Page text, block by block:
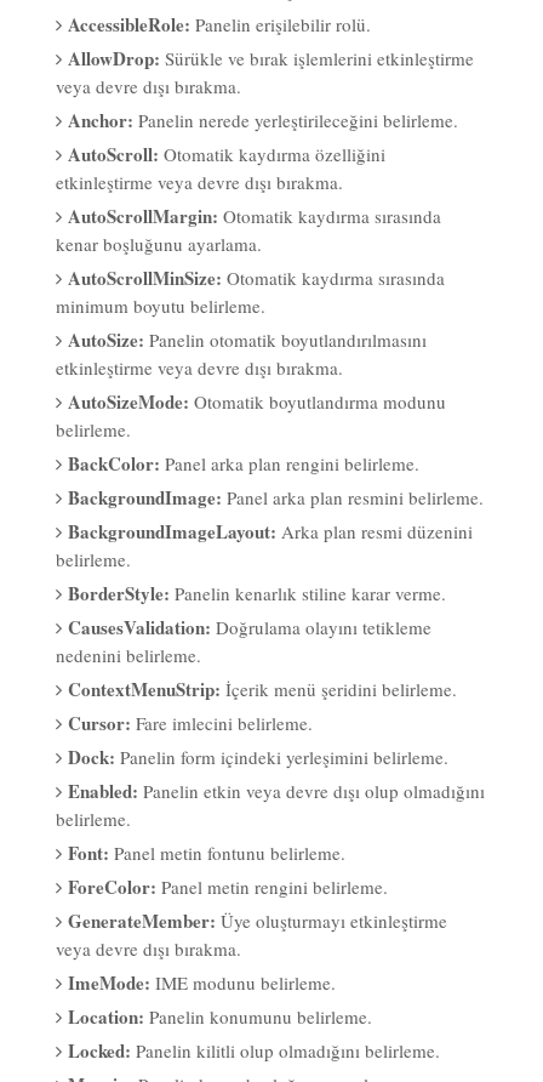
AccessibleRole: Panelin erişilebilir rolü.
AllowDrop: Sürükle ve bırak işlemlerini etkinleştirme
veya devre dışı bırakma.
Anchor: Panelin nerede yerleştirileceğini belirleme.
AutoScroll: Otomatik kaydırma özelliğini
etkinleştirme veya devre dışı bırakma.
AutoScrollMargin: Otomatik kaydırma sırasında
kenar boşluğunu ayarlama.
AutoScrollMinSize: Otomatik kaydırma sırasında
minimum boyutu belirleme.
AutoSize: Panelin otomatik boyutlandırılmasını
etkinleştirme veya devre dışı bırakma.
AutoSizeMode: Otomatik boyutlandırma modunu
belirleme.
BackColor: Panel arka plan rengini belirleme.
BackgroundImage: Panel arka plan resmini belirleme.
BackgroundImageLayout: Arka plan resmi düzenini
belirleme.
BorderStyle: Panelin kenarlık stiline karar verme.
CausesValidation: Doğrulama olayını tetikleme
nedenini belirleme.
ContextMenuStrip: İçerik menü şeridini belirleme.
Cursor: Fare imlecini belirleme.
Dock: Panelin form içindeki yerleşimini belirleme.
Enabled: Panelin etkin veya devre dışı olup olmadığını
belirleme.
Font: Panel metin fontunu belirleme.
ForeColor: Panel metin rengini belirleme.
GenerateMember: Üye oluşturmayı etkinleştirme
veya devre dışı bırakma.
ImeMode: IME modunu belirleme.
Location: Panelin konumunu belirleme.
Locked: Panelin kilitli olup olmadığını belirleme.